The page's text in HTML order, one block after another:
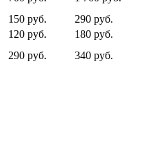
150 руб.
290 руб.
120 руб.
180 руб.
290 руб. 340 руб.